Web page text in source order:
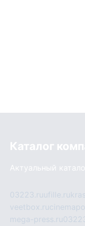
Каталог
Актуальный
03223.ruufille.ru
veetbox.ru
mega-press.ru